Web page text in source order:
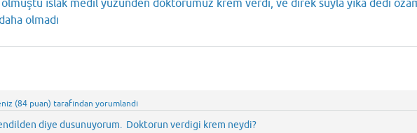
ıslak medil yüzünden doktorumuz krem verdi, ve direk suyla yıka dedi
olmadı
(84 puan) tarafından yorumlandı
diye dusunuyorum. Doktorun verdigi krem neydi?